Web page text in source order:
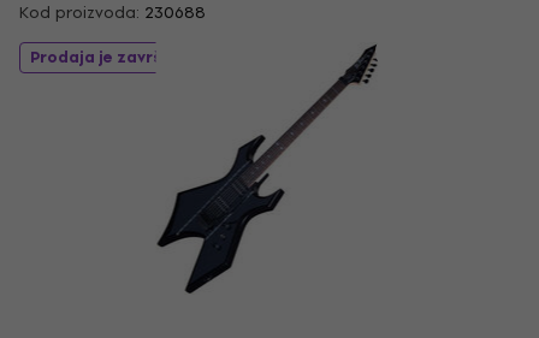
Kod proizvoda: 230688
Prodaja je završena